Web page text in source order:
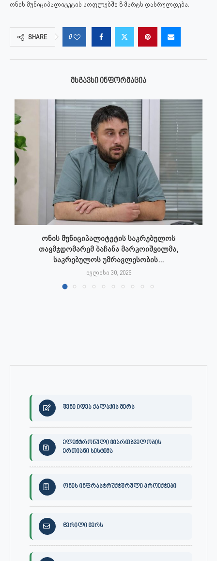
ონის მუნიციპალიტეტის სოფლებში 8 მარტს დასრულდება.
SHARE 0
ᲛᲡᲒᲐᲕᲡᲘ ᲘᲜᲤᲝᲠᲛᲐᲪᲘᲐ
ონის მუნიციპალიტეტის საკრებულოს
თავმჯდომარემ ბაჩანა მარკოიშვილმა,
საკრებულოს უმრავლესობის...
ივლისი 30, 2026
შენი იდეა ქალაქის მერს
ელექტრონული მმართბველობის
ერთიანი სისტემა
ონის ინფრასტრუქტურული პროექტები
წერილი მერს